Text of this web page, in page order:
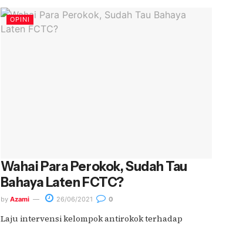
OPINI
Wahai Para Perokok, Sudah Tau
Bahaya Laten FCTC?
by Azami 26/06/2021 0
Laju intervensi kelompok antirokok terhadap